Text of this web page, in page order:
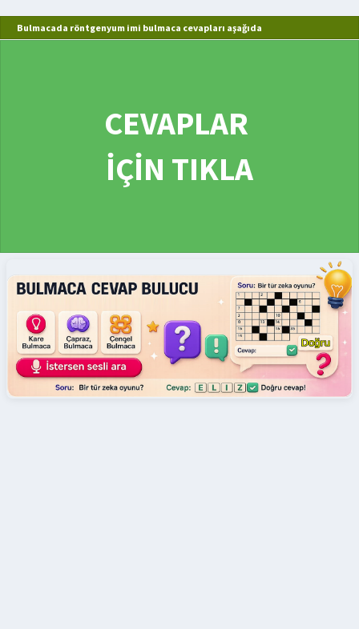
Bulmacada röntgenyum imi bulmaca cevapları aşağıda
CEVAPLAR
İÇİN TIKLA